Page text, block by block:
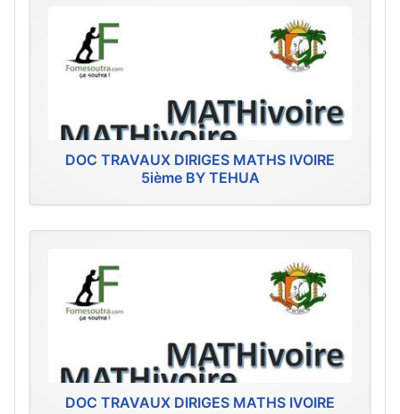
DOC TRAVAUX DIRIGES MATHS IVOIRE
5ième BY TEHUA
DOC TRAVAUX DIRIGES MATHS IVOIRE